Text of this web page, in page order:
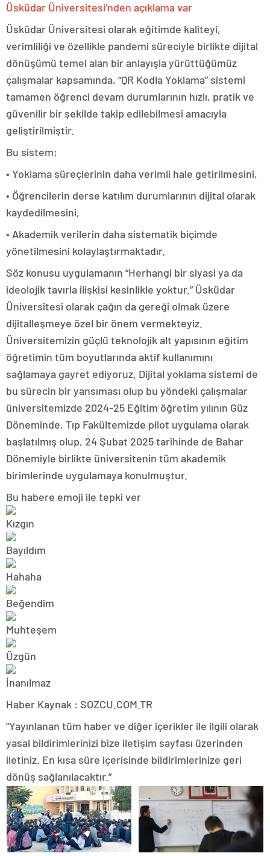
Üsküdar Üniversitesi’nden açıklama var
Üsküdar Üniversitesi olarak eğitimde kaliteyi,
verimliliği ve özellikle pandemi süreciyle birlikte dijital
dönüşümü temel alan bir anlayışla yürüttüğümüz
çalışmalar kapsamında, “QR Kodla Yoklama” sistemi
tamamen öğrenci devam durumlarının hızlı, pratik ve
güvenilir bir şekilde takip edilebilmesi amacıyla
geliştirilmiştir.
Bu sistem;
• Yoklama süreçlerinin daha verimli hale getirilmesini,
• Öğrencilerin derse katılım durumlarının dijital olarak
kaydedilmesini,
• Akademik verilerin daha sistematik biçimde
yönetilmesini kolaylaştırmaktadır.
Söz konusu uygulamanın “Herhangi bir siyasi ya da
ideolojik tavırla ilişkisi kesinlikle yoktur.” Üsküdar
Üniversitesi olarak çağın da gereği olmak üzere
dijitalleşmeye özel bir önem vermekteyiz.
Üniversitemizin güçlü teknolojik alt yapısının eğitim
öğretimin tüm boyutlarında aktif kullanımını
sağlamaya gayret ediyoruz. Dijital yoklama sistemi de
bu sürecin bir yansıması olup bu yöndeki çalışmalar
üniversitemizde 2024-25 Eğitim öğretim yılının Güz
Döneminde, Tıp Fakültemizde pilot uygulama olarak
başlatılmış olup, 24 Şubat 2025 tarihinde de Bahar
Dönemiyle birlikte üniversitenin tüm akademik
birimlerinde uygulamaya konulmuştur.
Bu habere emoji ile tepki ver
Haber Kaynak : SOZCU.COM.TR
“Yayınlanan tüm haber ve diğer içerikler ile ilgili olarak
yasal bildirimlerinizi bize iletişim sayfası üzerinden
iletiniz. En kısa süre içerisinde bildirimlerinize geri
dönüş sağlanılacaktır.”